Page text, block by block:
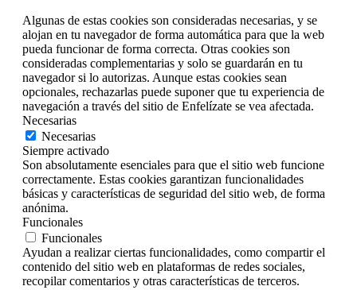
Algunas de estas cookies son consideradas necesarias, y se
alojan en tu navegador de forma automática para que la web
pueda funcionar de forma correcta. Otras cookies son
consideradas complementarias y solo se guardarán en tu
navegador si lo autorizas. Aunque estas cookies sean
opcionales, rechazarlas puede suponer que tu experiencia de
navegación a través del sitio de Enfelízate se vea afectada.
Necesarias
Necesarias
Siempre activado
Son absolutamente esenciales para que el sitio web funcione
correctamente. Estas cookies garantizan funcionalidades
básicas y características de seguridad del sitio web, de forma
anónima.
Funcionales
Funcionales
Ayudan a realizar ciertas funcionalidades, como compartir el
contenido del sitio web en plataformas de redes sociales,
recopilar comentarios y otras características de terceros.